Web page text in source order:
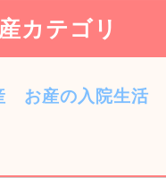
カテゴリ
お産の入院生活